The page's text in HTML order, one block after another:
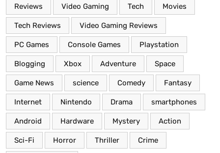
Reviews Video Gaming Tech Movies
Tech Reviews Video Gaming Reviews
PC Games Console Games Playstation
Blogging Xbox Adventure Space
Game News science Comedy Fantasy
Internet Nintendo Drama smartphones
Android Hardware Mystery Action
Sci-Fi Horror Thriller Crime